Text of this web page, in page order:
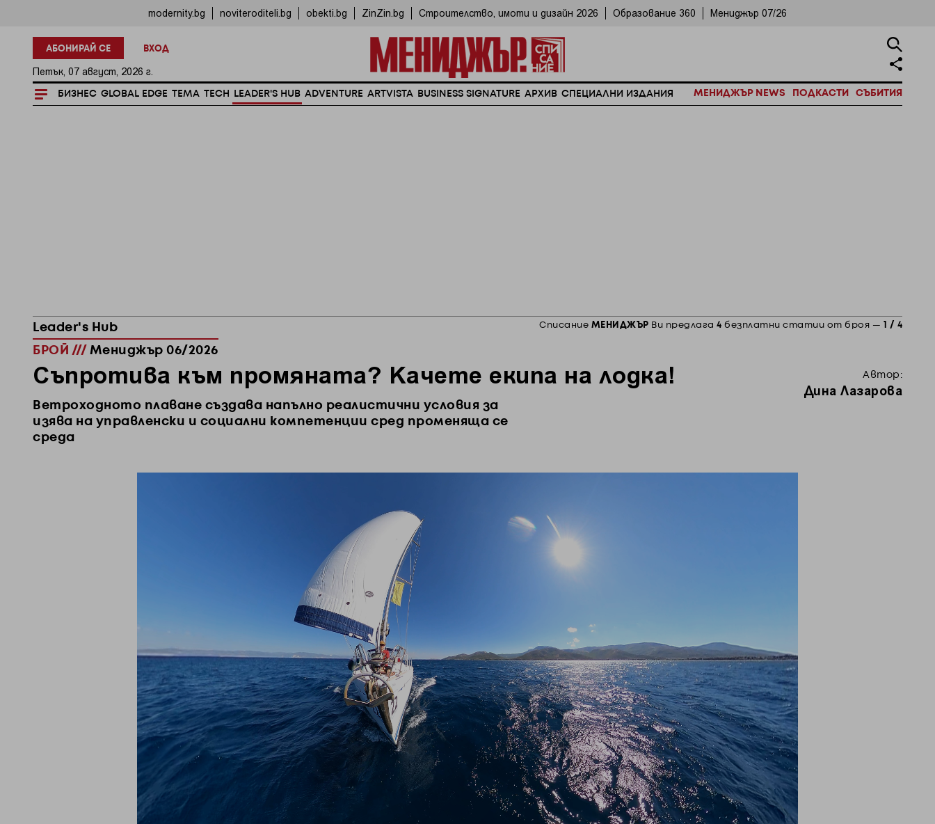
modernity.bg noviteroditeli.bg obekti.bg ZinZin.bg Строителство, имоти и дизайн 2026 Образование 360 Мениджър 07/26
АБОНИРАЙ СЕ ВХОД
Петък, 07 август, 2026 г.
БИЗНЕС GLOBAL EDGE ТЕМА TECH LEADER'S HUB ADVENTURE ARTVISTA BUSINESS SIGNATURE АРХИВ СПЕЦИАЛНИ ИЗДАНИЯ МЕНИДЖЪР NEWS ПОДКАСТИ СЪБИТИЯ
Leader's Hub
БРОЙ /// Мениджър 06/2026
Списание МЕНИДЖЪР Ви предлага 4 безплатни статии от броя — 1 / 4
Съпротива към промяната? Качете екипа на лодка!
Ветроходното плаване създава напълно реалистични условия за
изява на управленски и социални компетенции сред променяща се
среда
Автор:
Дина Лазарова